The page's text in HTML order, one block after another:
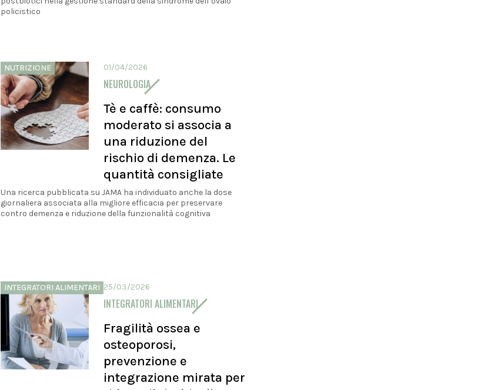
policistico
NUTRIZIONE 01/04/2026
NEUROLOGIA
Tè e caffè: consumo
moderato si associa a
una riduzione del
rischio di demenza. Le
quantità consigliate
Una ricerca pubblicata su JAMA ha individuato anche la dose
giornaliera associata alla migliore efficacia per preservare
contro demenza e riduzione della funzionalità cognitiva
INTEGRATORI ALIMENTARI 25/03/2026
INTEGRATORI ALIMENTARI
Fragilità ossea e
osteoporosi,
prevenzione e
integrazione mirata per